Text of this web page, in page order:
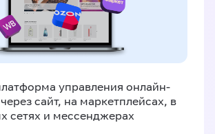
управления онлайн-
сайт, на маркетплейсах, в
сетях и мессенджерах